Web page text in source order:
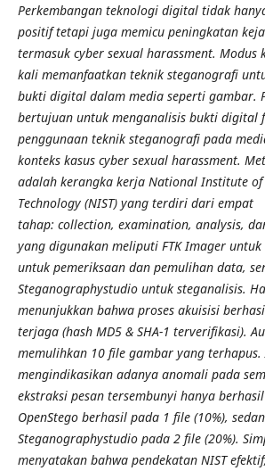
Perkembangan teknologi digital tidak
positif tetapi juga memicu peningkatan
termasuk cyber sexual harassment.
kali memanfaatkan teknik steganografi
bukti digital dalam media seperti gambar.
bertujuan untuk menganalisis bukti digital
penggunaan teknik steganografi pada
konteks kasus cyber sexual harassment.
adalah kerangka kerja National Institute of
Technology (NIST) yang terdiri dari empat
tahap: collection, examination, analysis,
yang digunakan meliputi FTK Imager
untuk pemeriksaan dan pemulihan data,
Steganographystudio untuk steganalisis.
menunjukkan bahwa proses akuisisi
terjaga (hash MD5 & SHA-1 terverifikasi).
memulihkan 10 file gambar yang
mengindikasikan adanya anomali pada
ekstraksi pesan tersembunyi hanya
OpenStego berhasil pada 1 file (10%),
Steganographystudio pada 2 file (20%).
menyatakan bahwa pendekatan NIST